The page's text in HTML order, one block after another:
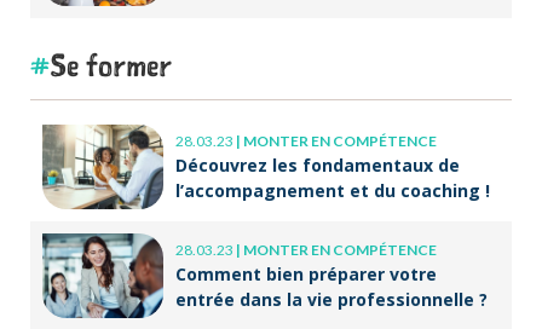
Se former
28.03.23 | MONTER EN COMPÉTENCE
Découvrez les fondamentaux de
l’accompagnement et du coaching !
28.03.23 | MONTER EN COMPÉTENCE
Comment bien préparer votre
entrée dans la vie professionnelle ?